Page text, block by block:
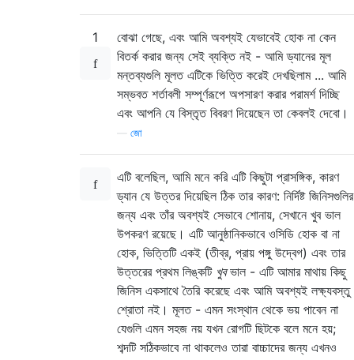
1
বোঝা গেছে, এবং আমি অবশ্যই যেভাবেই হোক না কেন
বিতর্ক করার জন্য সেই ব্যক্তি নই - আমি ড্যানের মূল
মন্তব্যগুলি মূলত এটিকে ভিত্তি করেই দেখছিলাম ... আমি
সম্ভবত শর্তাবলী সম্পূর্ণরূপে অপসারণ করার পরামর্শ দিচ্ছি
এবং আপনি যে বিস্তৃত বিবরণ দিয়েছেন তা কেবলই দেবো।
জো
এটি বলেছিল, আমি মনে করি এটি কিছুটা প্রাসঙ্গিক, কারণ
ড্যান যে উত্তর দিয়েছিল ঠিক তার কারণ: নির্দিষ্ট জিনিসগুলির
জন্য এবং তাঁর অবশ্যই সেভাবে শোনায়, সেখানে খুব ভাল
উপকরণ রয়েছে। এটি আনুষ্ঠানিকভাবে ওসিডি হোক বা না
হোক, ভিত্তিটি একই (তীব্র, প্রায় পঙ্গু উদ্বেগ) এবং তার
উত্তরের প্রথম লিঙ্কটি খুবভাল - এটি আমার মাথায় কিছু
জিনিস একসাথে তৈরি করেছে এবং আমি অবশ্যই লক্ষ্যবস্তু
শ্রোতা নই। মূলত - এমন সংস্থান থেকে ভয় পাবেন না
যেগুলি এমন সহজ নয় যখন রোগটি ছিটকে বলে মনে হয়;
শব্দটি সঠিকভাবে না থাকলেও তারা বাচ্চাদের জন্য এখনও